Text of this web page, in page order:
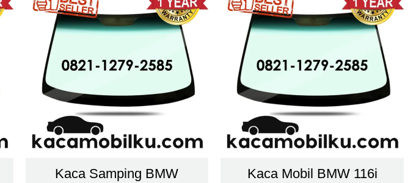
Kaca Samping BMW Kaca Mobil BMW 116i